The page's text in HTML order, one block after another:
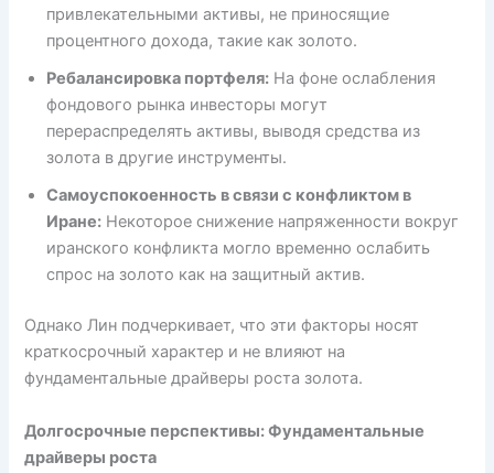
привлекательными активы, не приносящие
процентного дохода, такие как золото.
Ребалансировка портфеля: На фоне ослабления
фондового рынка инвесторы могут
перераспределять активы, выводя средства из
золота в другие инструменты.
Самоуспокоенность в связи с конфликтом в
Иране: Некоторое снижение напряженности вокруг
иранского конфликта могло временно ослабить
спрос на золото как на защитный актив.
Однако Лин подчеркивает, что эти факторы носят
краткосрочный характер и не влияют на
фундаментальные драйверы роста золота.
Долгосрочные перспективы: Фундаментальные
драйверы роста